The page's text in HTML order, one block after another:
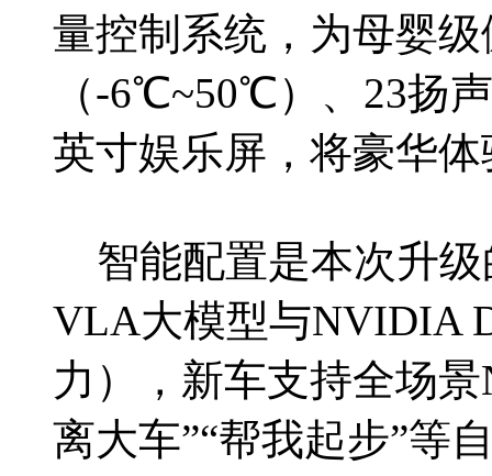
量控制系统，为母婴
（-6℃~50℃）、23扬
英寸娱乐屏，将豪华
智能配置是本次升级
VLA大模型与NVIDIA
力），新车支持全场
离大车”“帮我起步”等